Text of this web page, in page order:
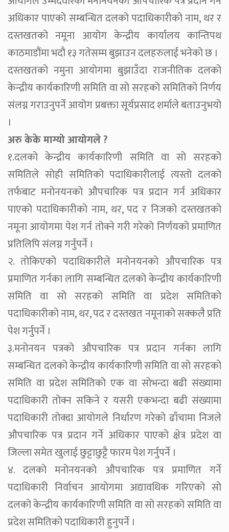
अधिकार पाएको सम्बन्धित दलको पदाधिकारीको नाम, थर र
दस्तखतको नमूना आयोग केन्द्रीय कार्यालय कान्तिपथ
काठमाडौंमा भदौ १३ गतेसम्म बुझाउन दलहरुलाई भनेको छ ।
दस्तखतको नमुना आयोगमा बुझाउँदा राजनीतिक दलको
केन्द्रीय कार्यकारिणी समिति वा सो सरहको समितिको निर्णय
संलग्न गराउनुपर्ने आयोग प्रबक्ता सूर्यप्रसाद शर्माले बताउनुभयो
।
अरु केके माग्यो आयोगले ?
१.दलको केन्द्रीय कार्यकारिणी समिति वा सो सरहको
समितिले सोही समितिको पदाधिकारीलाई त्यस्तो दलको
तर्फबाट मनोनयनको औपचारिक पत्र प्रदान गर्न अधिकार
पाएको पदाधिकारीको नाम, थर, पद र निजको दस्तखतको
नमूना आयोगमा पेश गर्न तोक्ने गरी गरेको निर्णयको प्रमाणित
प्रतिलिपि संलग्न गर्नुपर्ने ।
२. तोकिएको पदाधिकारीले मनोनयनको औपचारिक पत्र
प्रमाणित गर्नका लागि सम्बन्धित दलको केन्द्रीय कार्यकारिणी
समिति वा सो सरहको समिति वा प्रदेश समितिको
पदाधिकारीको नाम, थर, पद र दस्तखत नमूनाको सक्कलै प्रति
पेश गर्नुपर्ने ।
३.मनोनयन पत्रको औपचारिक पत्र प्रदान गर्नका लागि
सम्बन्धित दलको केन्द्रीय कार्यकारिणी समिति वा सो सरहको
समिति वा प्रदेश समितिको एक वा सोभन्दा बढी संख्यामा
पदाधिकारी तोक्न सकिने र यसरी एकभन्दा बढी संख्यामा
पदाधिकारी तोक्दा आयोगले निर्धारण गरेको ढाँचामा निजले
औपचारिक पत्र प्रदान गर्ने अधिकार पाएको क्षेत्र प्रदेश वा
जिल्ला समेत खुलाई छुट्टाछुट्टै फारम पेश गर्नुपर्ने ।
४. दलको मनोनयनको औपचारिक पत्र प्रमाणित गर्ने
पदाधिकारी निर्वाचन आयोगमा अद्यावधिक गरिएको सो
दलको केन्द्रीय कार्यकारिणी समिति वा सो सरहको समिति वा
प्रदेश समितिको पदाधिकारी हुनुपर्ने ।